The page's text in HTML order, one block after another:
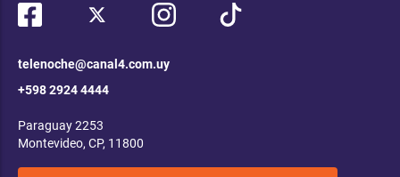
telenoche@canal4.com.uy
+598 2924 4444
Paraguay 2253
Montevideo, CP, 11800